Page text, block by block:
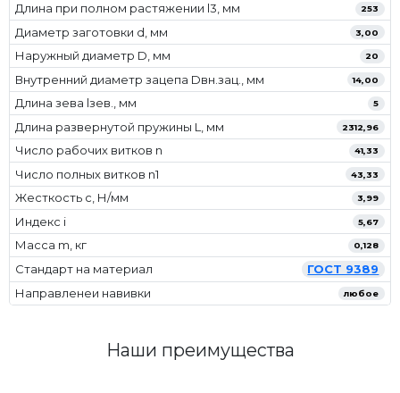
Длина при полном растяжении l3, мм 253
Диаметр заготовки d, мм 3,00
Наружный диаметр D, мм 20
Внутренний диаметр зацепа Dвн.зац., мм 14,00
Длина зева lзев., мм 5
Длина развернутой пружины L, мм 2312,96
Число рабочих витков n 41,33
Число полных витков n1 43,33
Жесткость с, Н/мм 3,99
Индекс i 5,67
Масса m, кг 0,128
Стандарт на материал
ГОСТ 9389
Направленеи навивки
любое
Наши преимущества